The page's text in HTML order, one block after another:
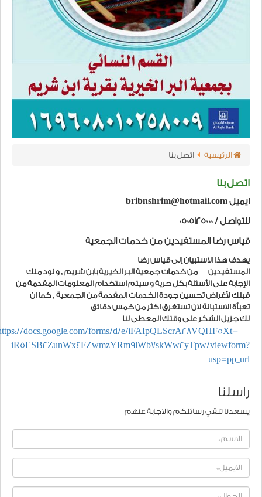
الرئيسية اتصل بنا
اتصل بنا
ايميل bribnshrim@hotmail.com
للتواصل / 0505125000
قياس رضا المستفيدين من خدمات الجمعية
يهدف هذا الاستبيان إلى قياس رضا
المستفيدين من خدمات جمعية البر الخيرية بابن شريم , و نود منك
الإجابة على الأسئلة بكل حرية و سيتم استخدام المعلومات المقدمة من
قبلك لأغراض تحسين جودة الخدمات المقدمة من الجمعية , كما ان
تعبأة الاستبانة لان تستغرق اكثر من خمس دقائق
لك جزيل الشكر على وقتك المعطى لنا
docs.google.com/forms/d/e/1FAIpQLScrA28VQHF5Xt-
iR5ESB2ZunWx4FZwmzYRm9lWb7skWw2yTpw/viewform?
usp=pp_url
راسلنا
يسعدنا تلقي رسائلكم والاجابة عنهم